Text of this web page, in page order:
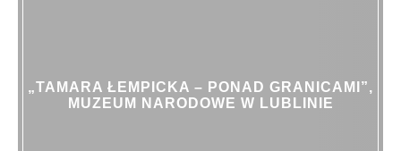
„TAMARA ŁEMPICKA – PONAD GRANICAMI”,
MUZEUM NARODOWE W LUBLINIE